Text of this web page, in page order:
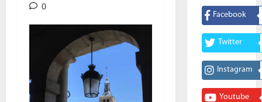
0
Facebook
Twitter
Instagram
Youtube